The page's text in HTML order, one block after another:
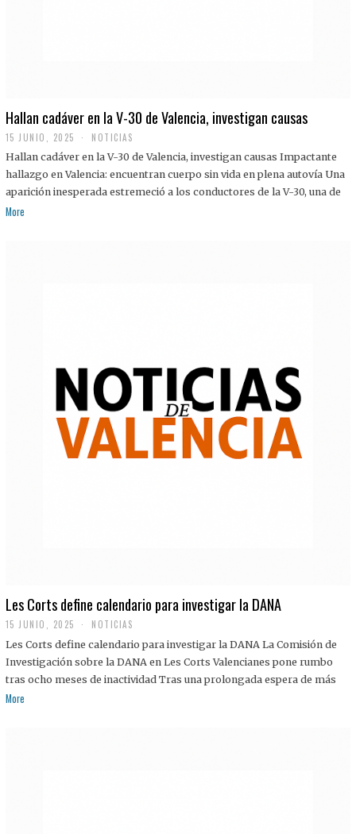
Hallan cadáver en la V-30 de Valencia, investigan causas
15 JUNIO, 2025 NOTICIAS
Hallan cadáver en la V-30 de Valencia, investigan causas Impactante
hallazgo en Valencia: encuentran cuerpo sin vida en plena autovía Una
aparición inesperada estremeció a los conductores de la V-30, una de
More
Les Corts define calendario para investigar la DANA
15 JUNIO, 2025 NOTICIAS
Les Corts define calendario para investigar la DANA La Comisión de
Investigación sobre la DANA en Les Corts Valencianes pone rumbo
tras ocho meses de inactividad Tras una prolongada espera de más
More